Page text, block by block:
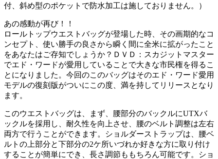
付、斜め型のポケットで防水加工は施しておりません。）
あの感動が再び！！
ロールトップウエストバッグが登場した時、その画期的なコ
ンセプト、使い勝手の良さから瞬く間に全米に拡がったこと
をあなたはご存知でしょうか？ＤＶＤ：スカジットマスター
でエド・ワードが愛用していることで大きな市民権を得るこ
とになりました。今回のこのバッグはそのエド・ワード愛用
モデルの復刻版がついにこの度、満を持してリリースとなり
ます。
このウエストバッグは、まず、腰部分のバックルにUTXバ
ックルを採用し、耐久性を向上させ、腰のベルト調整は左右
両方で行うことができます。ショルダーストラップは、腰ベ
ルトの上部分と下部分の2ケ所いづれか好きな方に取り付け
することが簡単にでき、長さ調節ももちろん可能です。ショ